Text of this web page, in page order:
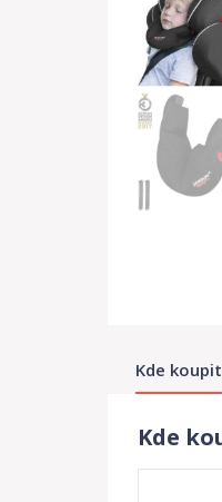
Kde koupit
Kde